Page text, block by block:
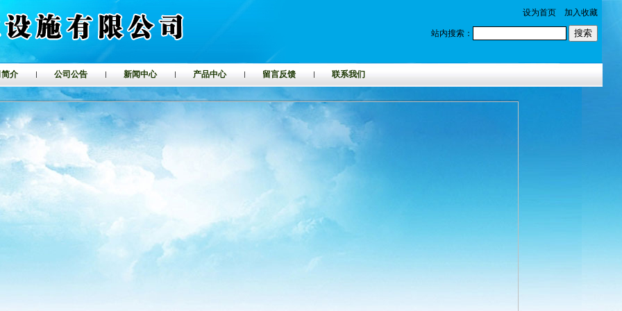
设为首页 加入收藏
站内搜索：
介 公司公告 新闻中心 产品中心 留言反馈 联系我们